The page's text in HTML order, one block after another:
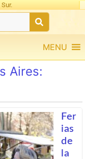
MENU
Aires:
Fer
ias
de
la